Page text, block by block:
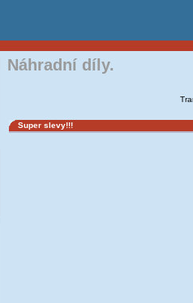
Náhradní díly.
Super slevy!!!